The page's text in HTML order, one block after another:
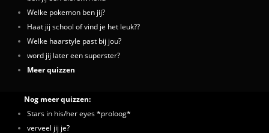
Welke pokemon ben jij?
Haat jij school of vind je het leuk??
Welke haarstyle past bij jou?
word jij later een superster?
Meer quizzen
Nog meer quizzen:
Stars in his/her eyes *proloog*
verveel jij je?